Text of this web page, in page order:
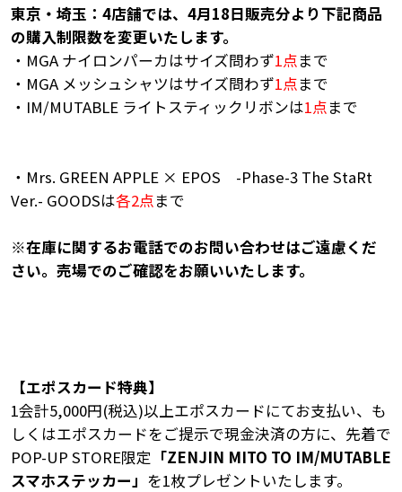
東京・埼玉：4店舗では、4月18日販売分より下記商品
の購入制限数を変更いたします。
・MGA ナイロンパーカはサイズ問わず1点まで
・MGA メッシュシャツはサイズ問わず1点まで
・IM/MUTABLE ライトスティックリボンは1点まで
・Mrs. GREEN APPLE × EPOS -Phase-3 The StaRt
Ver.- GOODSは各2点まで
※在庫に関するお電話でのお問い合わせはご遠慮くだ
さい。売場でのご確認をお願いいたします。
【エポスカード特典】
1会計5,000円(税込)以上エポスカードにてお支払い、も
しくはエポスカードをご提示で現金決済の方に、先着で
POP-UP STORE限定 「ZENJIN MITO TO IM/MUTABLE
スマホステッカー」 を1枚プレゼントいたします。